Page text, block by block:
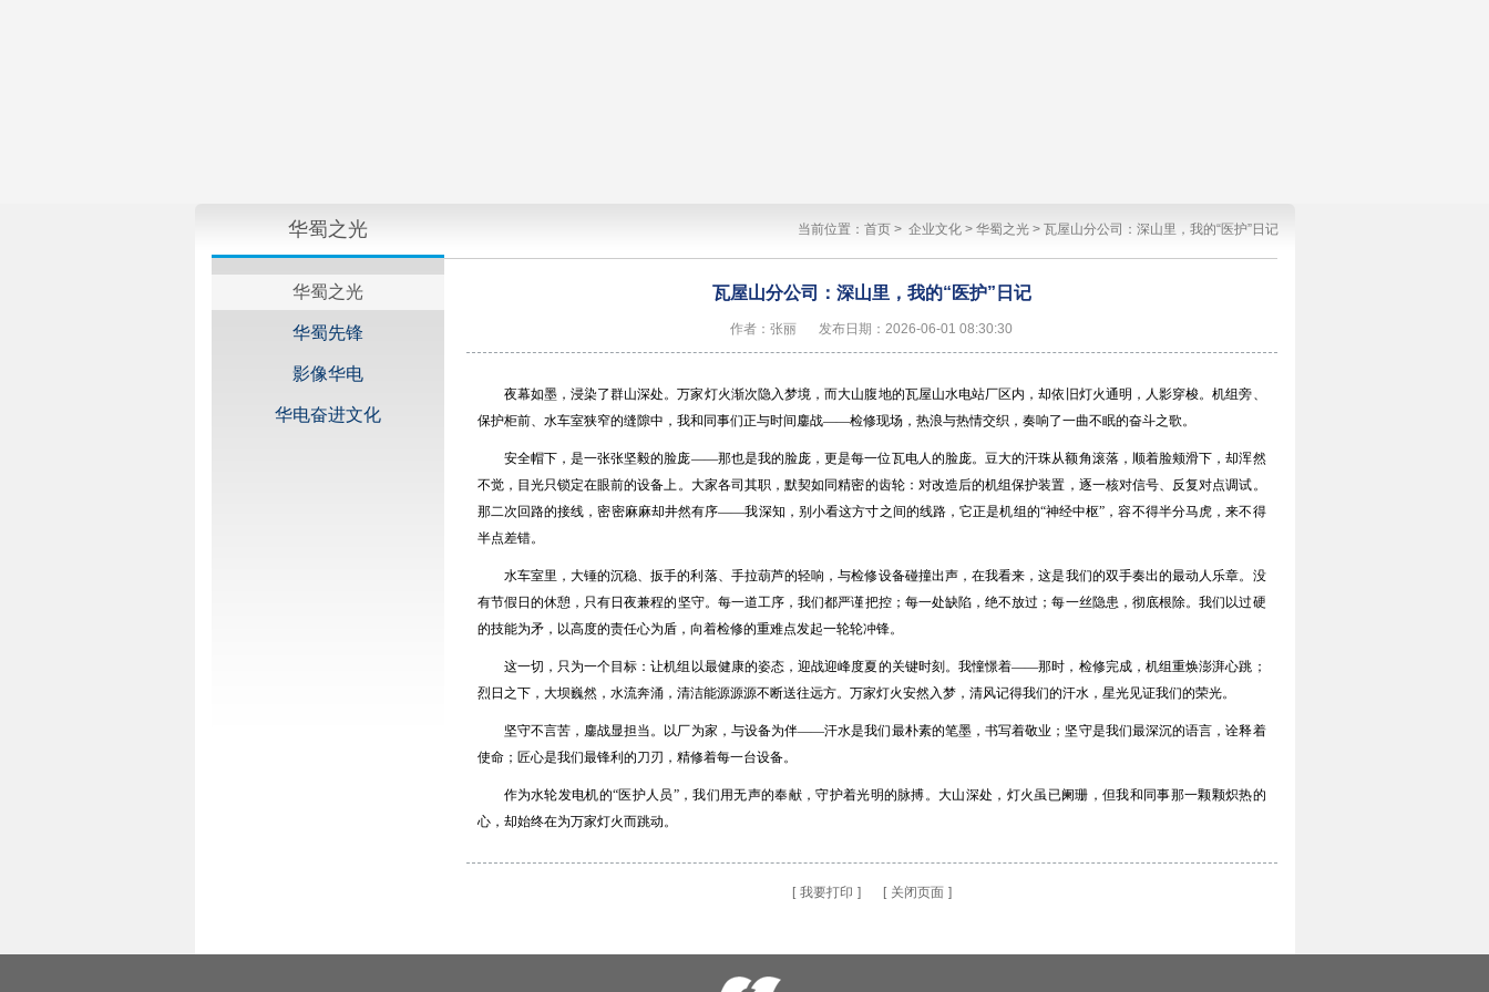
华蜀之光 当前位置： 首页> 企业文化> 华蜀之光> 瓦屋山分公司：深山里，我的“医护”日记
华蜀之光
华蜀先锋
影像华电
华电奋进文化
瓦屋山分公司：深山里，我的“医护”日记
作者：张丽 发布日期：2026-06-01 08:30:30
夜幕如墨，浸染了群山深处。万家灯火渐次隐入梦境，而大山腹地的瓦屋山水电站厂区内，却依旧灯火通明，人影穿梭。机组旁、
保护柜前、水车室狭窄的缝隙中，我和同事们正与时间鏖战——检修现场，热浪与热情交织，奏响了一曲不眠的奋斗之歌。
安全帽下，是一张张坚毅的脸庞——那也是我的脸庞，更是每一位瓦电人的脸庞。豆大的汗珠从额角滚落，顺着脸颊滑下，却浑然
不觉，目光只锁定在眼前的设备上。大家各司其职，默契如同精密的齿轮：对改造后的机组保护装置，逐一核对信号、反复对点调试。
那二次回路的接线，密密麻麻却井然有序——我深知，别小看这方寸之间的线路，它正是机组的“神经中枢”，容不得半分马虎，来不得
半点差错。
水车室里，大锤的沉稳、扳手的利落、手拉葫芦的轻响，与检修设备碰撞出声，在我看来，这是我们的双手奏出的最动人乐章。没
有节假日的休憩，只有日夜兼程的坚守。每一道工序，我们都严谨把控；每一处缺陷，绝不放过；每一丝隐患，彻底根除。我们以过硬
的技能为矛，以高度的责任心为盾，向着检修的重难点发起一轮轮冲锋。
这一切，只为一个目标：让机组以最健康的姿态，迎战迎峰度夏的关键时刻。我憧憬着——那时，检修完成，机组重焕澎湃心跳；
烈日之下，大坝巍然，水流奔涌，清洁能源源源不断送往远方。万家灯火安然入梦，清风记得我们的汗水，星光见证我们的荣光。
坚守不言苦，鏖战显担当。以厂为家，与设备为伴——汗水是我们最朴素的笔墨，书写着敬业；坚守是我们最深沉的语言，诠释着
使命；匠心是我们最锋利的刀刃，精修着每一台设备。
作为水轮发电机的“医护人员”，我们用无声的奉献，守护着光明的脉搏。大山深处，灯火虽已阑珊，但我和同事那一颗颗炽热的
心，却始终在为万家灯火而跳动。
[ 我要打印 ] [ 关闭页面 ]